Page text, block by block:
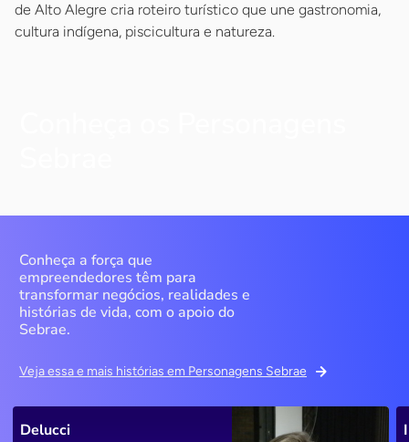
de Alto Alegre cria roteiro turístico que une gastronomia,
cultura indígena, piscicultura e natureza.
Conheça a força que
empreendedores têm para
transformar negócios, realidades e
histórias de vida, com o apoio do
Sebrae.
Veja essa e mais histórias em Personagens Sebrae
Delucci